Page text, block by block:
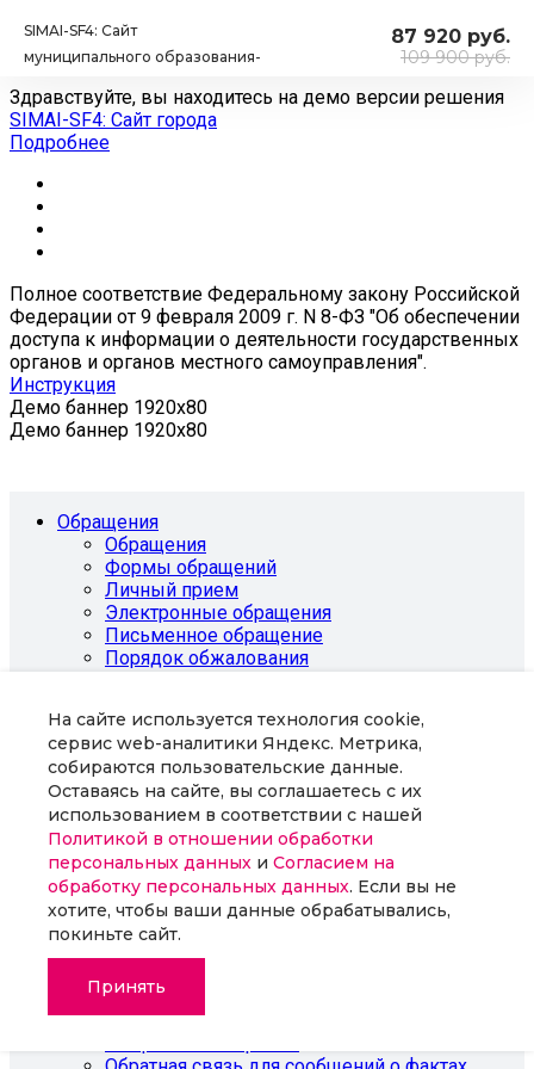
SIMAI-SF4: Сайт
муниципального образования-
адаптивный с версией для
слабовидящих
87 920 руб.
109 900 руб.
На сайте используется технология cookie,
сервис web-аналитики Яндекс. Метрика,
собираются пользовательские данные.
Оставаясь на сайте, вы соглашаетесь с их
использованием в соответствии с нашей
Политикой в отношении обработки
персональных данных и Согласием на
обработку персональных данных. Если вы не
хотите, чтобы ваши данные обрабатывались,
покиньте сайт.
Принять